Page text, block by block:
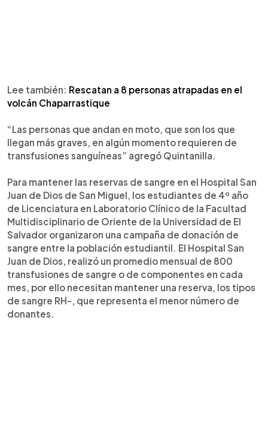
Lee también: Rescatan a 8 personas atrapadas en el
volcán Chaparrastique
“Las personas que andan en moto, que son los que
llegan más graves, en algún momento requieren de
transfusiones sanguíneas” agregó Quintanilla.
Para mantener las reservas de sangre en el Hospital San
Juan de Dios de San Miguel, los estudiantes de 4º año
de Licenciatura en Laboratorio Clínico de la Facultad
Multidisciplinario de Oriente de la Universidad de El
Salvador organizaron una campaña de donación de
sangre entre la población estudiantil. El Hospital San
Juan de Dios, realizó un promedio mensual de 800
transfusiones de sangre o de componentes en cada
mes, por ello necesitan mantener una reserva, los tipos
de sangre RH-, que representa el menor número de
donantes.